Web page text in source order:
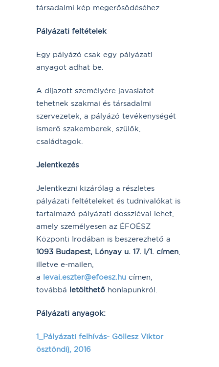
társadalmi kép megerősödéséhez.
Pályázati feltételek
Egy pályázó csak egy pályázati
anyagot adhat be.
A díjazott személyére javaslatot
tehetnek szakmai és társadalmi
szervezetek, a pályázó tevékenységét
ismerő szakemberek, szülők,
családtagok.
Jelentkezés
Jelentkezni kizárólag a részletes
pályázati feltételeket és tudnivalókat is
tartalmazó pályázati dossziéval lehet,
amely személyesen az ÉFOÉSZ
Központi Irodában is beszerezhető a
1093 Budapest, Lónyay u. 17. I/1. címen
illetve e-mailen,
a levai.eszter@efoesz.hu címen,
továbbá letölthető honlapunkról.
Pályázati anyagok:
1_Pályázati felhívás- Göllesz Viktor
ösztöndíj, 2016